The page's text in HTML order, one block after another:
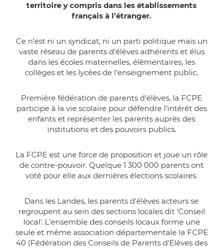
territoire y compris dans les établissements
français à l’étranger.
Ce n’est ni un syndicat, ni un parti politique mais un
vaste réseau de parents d’élèves adhérents et élus
dans les écoles maternelles, élémentaires, les
collèges et les lycées de l’enseignement public.
Première fédération de parents d'élèves, la FCPE
participe à la vie scolaire pour défendre l'intérêt des
enfants et représenter les parents auprès des
institutions et des pouvoirs publics.
La FCPE est une force de proposition et joue un rôle
de contre-pouvoir. Quelque 1 300 000 parents ont
voté pour elle aux dernières élections scolaires.
Dans les Landes, les parents d'élèves acteurs se
regroupent au sein des sections locales dit 'Conseil
local'. L'ensemble des conseils locaux forme une
seule et même association départementale la FCPE
40 (Fédération des Conseils de Parents d'Elèves des